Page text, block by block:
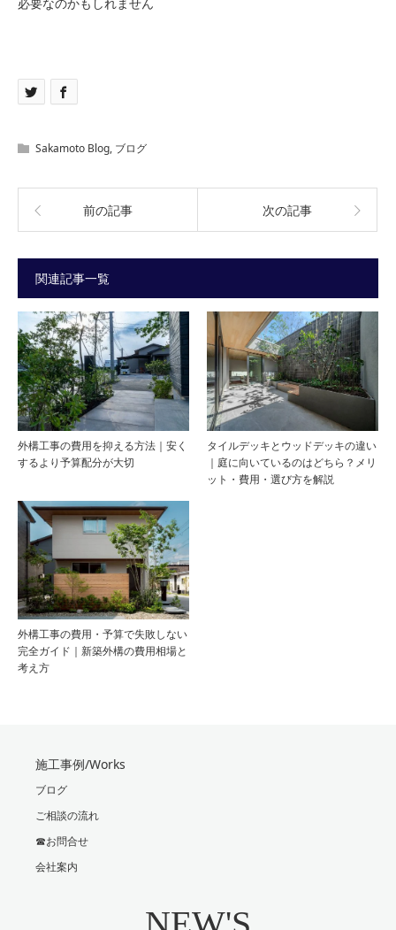
Sakamoto Blog, ブログ
前の記事 次の記事
関連記事一覧
外構工事の費用を抑える方法｜安く
するより予算配分が大切
タイルデッキとウッドデッキの違い
｜庭に向いているのはどちら？メリ
ット・費用・選び方を解説
外構工事の費用・予算で失敗しない
完全ガイド｜新築外構の費用相場と
考え方
施工事例/Works
ブログ
ご相談の流れ
☎お問合せ
会社案内